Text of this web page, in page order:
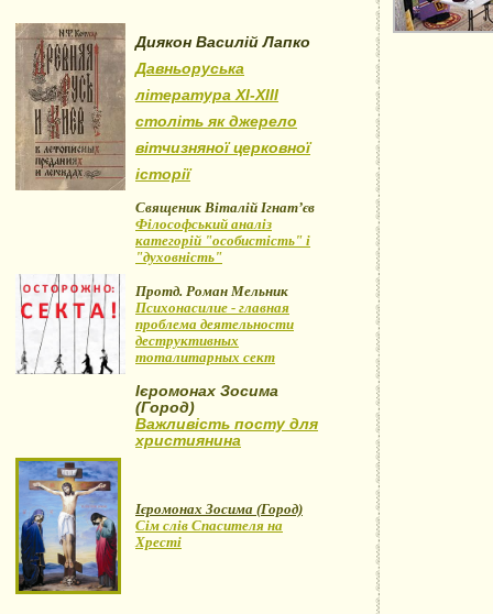
Диякон Василій Лапко
Давньоруська
література XI-XIII
століть як джерело
вітчизняної церковної
історії
Священик Віталій Ігнат’єв
Філософський аналіз
категорій "особистість" і
"духовність"
Протд. Роман Мельник
Психонасилие - главная
проблема деятельности
деструктивных
тоталитарных сект
Ієромонах Зосима
(Город)
Важливість посту для
християнина
Ієромонах Зосима (Город)
Сім слів Спасителя на
Хресті